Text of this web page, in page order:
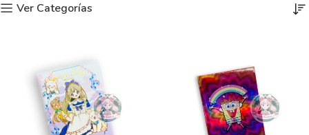
Ver Categorías